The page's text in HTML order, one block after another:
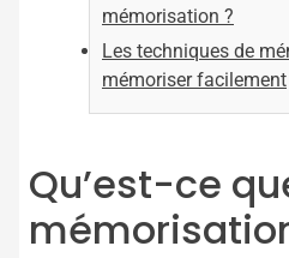
mémorisation ?
Les techniques de
mémoriser facilement
Qu’est-ce